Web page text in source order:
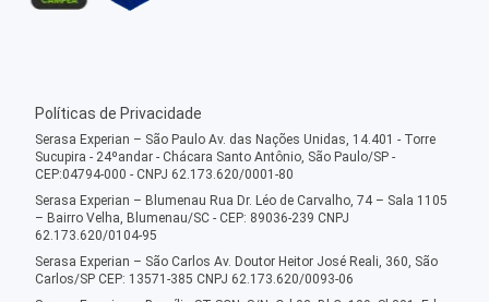
Políticas de Privacidade
Serasa Experian – São Paulo Av. das Nações Unidas, 14.401 - Torre
Sucupira - 24ºandar - Chácara Santo Antônio, São Paulo/SP -
CEP:04794-000 - CNPJ 62.173.620/0001-80
Serasa Experian – Blumenau Rua Dr. Léo de Carvalho, 74 – Sala 1105
– Bairro Velha, Blumenau/SC - CEP: 89036-239 CNPJ
62.173.620/0104-95
Serasa Experian – São Carlos Av. Doutor Heitor José Reali, 360, São
Carlos/SP CEP: 13571-385 CNPJ 62.173.620/0093-06